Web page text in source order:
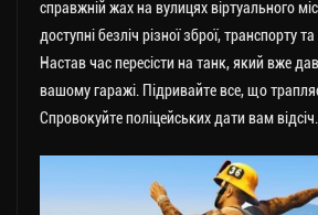
справжній жах на вулицях віртуального
доступні безліч різної зброї, транспорту
Настав час пересісти на танк, який вже
вашому гаражі. Підривайте все, що
Спровокуйте поліцейських дати вам відсіч.